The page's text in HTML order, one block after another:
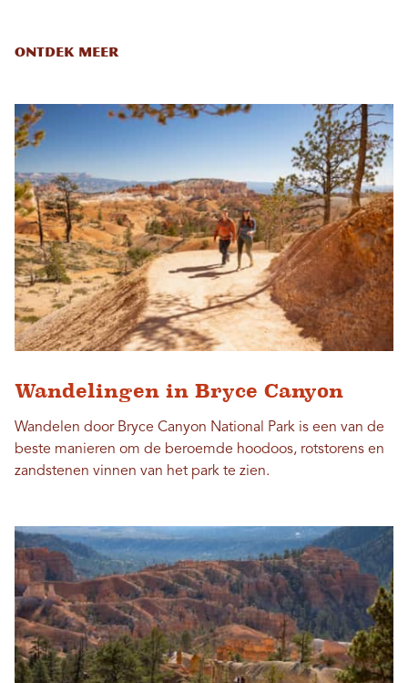
Ontdek meer
Wandelingen in Bryce Canyon
Wandelen door Bryce Canyon National Park is een van de
beste manieren om de beroemde hoodoos, rotstorens en
zandstenen vinnen van het park te zien.